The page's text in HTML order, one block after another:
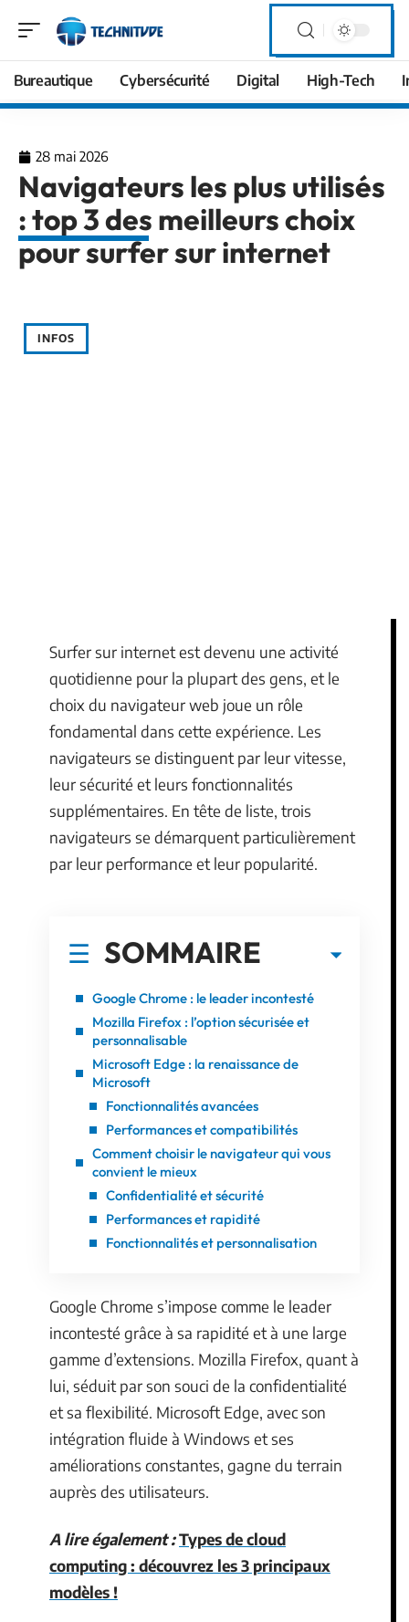
Bureautique Cybersécurité Digital High-Tech
28 mai 2026
Navigateurs les plus utilisés
: top 3 des meilleurs choix
pour surfer sur internet
INFOS
Surfer sur internet est devenu une activité
quotidienne pour la plupart des gens, et le
choix du navigateur web joue un rôle
fondamental dans cette expérience. Les
navigateurs se distinguent par leur vitesse,
leur sécurité et leurs fonctionnalités
supplémentaires. En tête de liste, trois
navigateurs se démarquent particulièrement
par leur performance et leur popularité.
SOMMAIRE
Google Chrome : le leader incontesté
Mozilla Firefox : l’option sécurisée et
personnalisable
Microsoft Edge : la renaissance de
Microsoft
Fonctionnalités avancées
Performances et compatibilités
Comment choisir le navigateur qui vous
convient le mieux
Confidentialité et sécurité
Performances et rapidité
Fonctionnalités et personnalisation
Google Chrome s’impose comme le leader
incontesté grâce à sa rapidité et à une large
gamme d’extensions. Mozilla Firefox, quant à
lui, séduit par son souci de la confidentialité
et sa flexibilité. Microsoft Edge, avec son
intégration fluide à Windows et ses
améliorations constantes, gagne du terrain
auprès des utilisateurs.
A lire également :Types de cloud
computing : découvrez les 3 principaux
modèles !